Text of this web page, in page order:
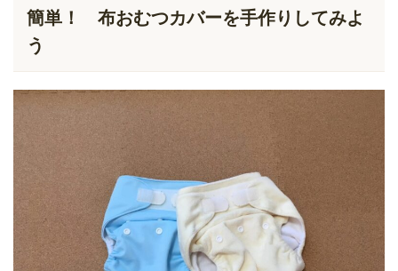
簡単！ 布おむつカバーを手作りしてみよ
う